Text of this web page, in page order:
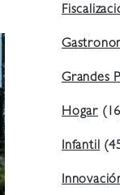
Grandes
Hogar
Infantil